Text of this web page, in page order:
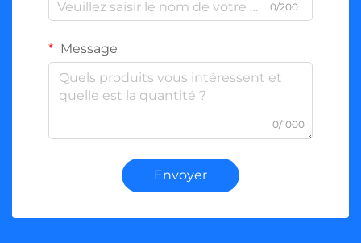
0/200
Message
0/1000
Envoyer